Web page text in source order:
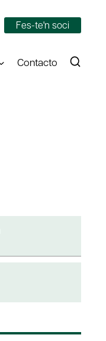
Fes-te'n soci
Contacto